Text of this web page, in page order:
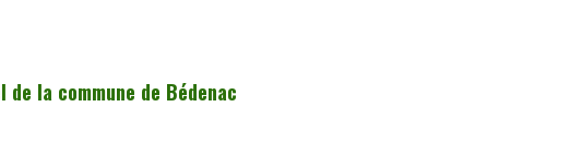
la commune de Bédenac